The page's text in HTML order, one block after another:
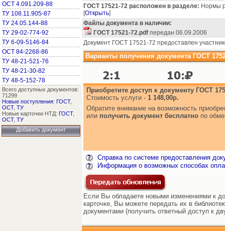
ОСТ 4.091.209-88
ТУ 108.11.905-87
ТУ 24.05.144-88
ТУ 29-02-774-92
ТУ 6-09-5146-84
ОСТ 84-2268-86
ТУ 48-21-521-76
ТУ 48-21-30-82
ТУ 48-5-152-78
Всего доступных документов:
71299
Новые поступления: ГОСТ,
ОСТ, ТУ
Новые карточки НТД: ГОСТ,
ОСТ, ТУ
Добавить документ
ГОСТ 17521-72 расположен в разделе: Нормы
[Открыть]
Файлы документа в наличии:
ГОСТ 17521-72.pdf передан 06.09.2006
Документ ГОСТ 17521-72 предоставлен
Варианты получения документа ГОСТ
Приобретите доступ к документу ГОСТ
Стоимость услуги - 1 148,00р.
Обратите внимание на возможность
или получить документ бесплатно по
Справка по системе предоставления
Информация о возможных способах
Если Вы обладаете новыми изменениями к
карточке, Вы можете передать их в
документами (получить ответный доступ к